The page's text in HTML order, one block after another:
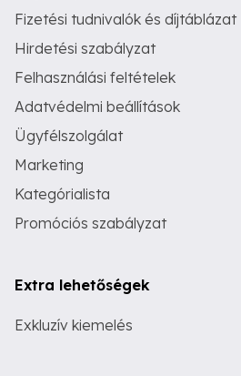
Fizetési tudnivalók és díjtáblázat
Hirdetési szabályzat
Felhasználási feltételek
Adatvédelmi beállítások
Ügyfélszolgálat
Marketing
Kategórialista
Promóciós szabályzat
Extra lehetőségek
Exkluzív kiemelés